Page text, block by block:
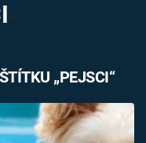
„PEJSCI“